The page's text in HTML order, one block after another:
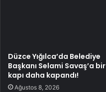
Düzce Yığılca’da Belediye
Başkanı Selami Savaş’a bir
kapı daha kapandı!
Ağustos 8, 2026